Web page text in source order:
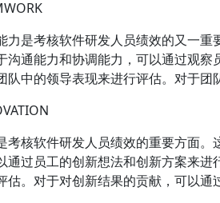
力是考核软件研发人员绩效的又一
沟通能力和协调能力，可以通过观
队中的领导表现来进行评估。对于团
考核软件研发人员绩效的重要方面
通过员工的创新想法和创新方案来
估。对于对创新结果的贡献，可以通